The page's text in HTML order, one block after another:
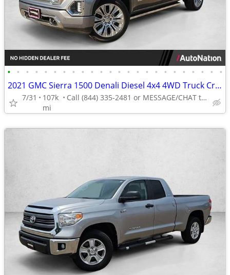
• • • • • • • • • • • • • • • • • • • • • • • •
2021 GMC Sierra 1500 Denali Diesel 4x4 4WD Truck Crew cab AUTONATION
7/31
107k
mi
Call (844) 335-2481 or MESSAGE/CHAT to confirm availability